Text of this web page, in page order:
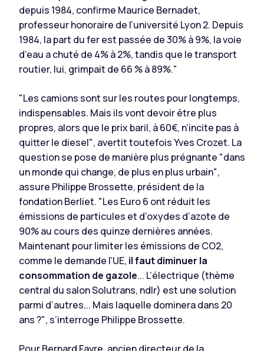
depuis 1984, confirme Maurice Bernadet,
professeur honoraire de l’université Lyon 2. Depuis
1984, la part du fer est passée de 30% à 9%, la voie
d’eau a chuté de 4% à 2%, tandis que le transport
routier, lui, grimpait de 66 % à 89%."
"Les camions sont sur les routes pour longtemps,
indispensables. Mais ils vont devoir être plus
propres, alors que le prix baril, à 60€, n’incite pas à
quitter le diesel", avertit toutefois Yves Crozet. La
question se pose de manière plus prégnante "dans
un monde qui change, de plus en plus urbain",
assure Philippe Brossette, président de la
fondation Berliet. "Les Euro 6 ont réduit les
émissions de particules et d’oxydes d’azote de
90% au cours des quinze dernières années.
Maintenant pour limiter les émissions de CO2,
comme le demande l’UE, il faut diminuer la
consommation de gazole... L’électrique (thème
central du salon Solutrans, ndlr) est une solution
parmi d’autres... Mais laquelle dominera dans 20
ans ?", s’interroge Philippe Brossette.